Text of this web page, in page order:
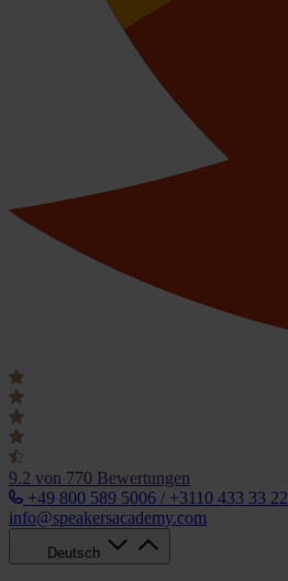
9.2 von 770 Bewertungen
+49 800 589 5006 / +3110 433 33 22
info@speakersacademy.com
Deutsch